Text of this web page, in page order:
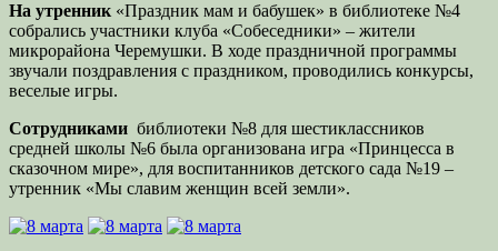
На утренник «Праздник мам и бабушек» в библиотеке №4
собрались участники клуба «Собеседники» – жители
микрорайона Черемушки. В ходе праздничной программы
звучали поздравления с праздником, проводились конкурсы,
веселые игры.
Сотрудниками библиотеки №8 для шестиклассников
средней школы №6 была организована игра «Принцесса в
сказочном мире», для воспитанников детского сада №19 –
утренник «Мы славим женщин всей земли».